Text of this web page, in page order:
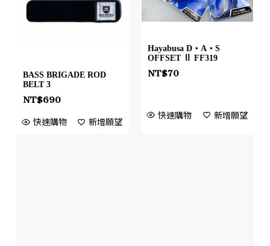
BASS BRIGADE ROD
BELT 3
NT$690
快速購物 新增願望
Hayabusa D・A・S
OFFSET Ⅱ FF319
NT$70
快速購物 新增願望